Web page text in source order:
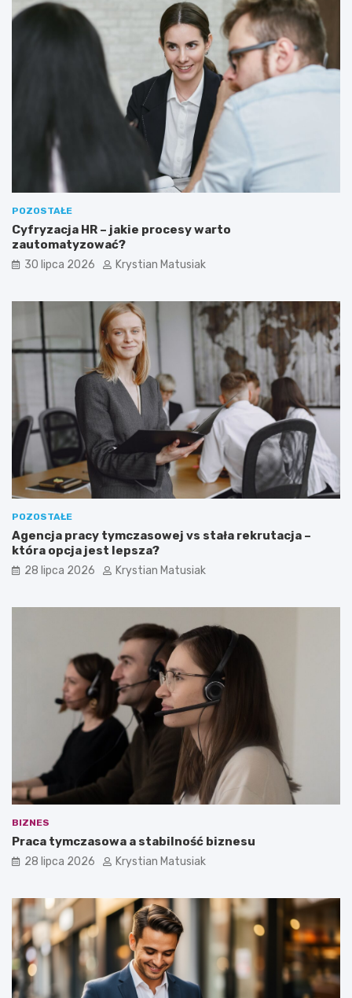
POZOSTAŁE
Cyfryzacja HR – jakie procesy warto
zautomatyzować?
30 lipca 2026 Krystian Matusiak
POZOSTAŁE
Agencja pracy tymczasowej vs stała rekrutacja –
która opcja jest lepsza?
28 lipca 2026 Krystian Matusiak
BIZNES
Praca tymczasowa a stabilność biznesu
28 lipca 2026 Krystian Matusiak